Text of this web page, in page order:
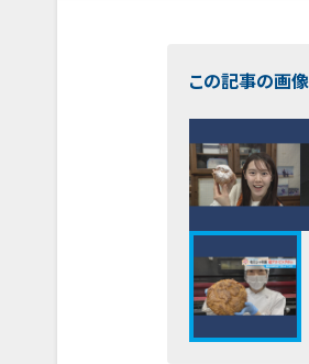
この記事の画像